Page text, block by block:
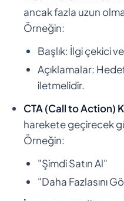
ancak fazla uzun
Örneğin:
Başlık: İlgi çekici
Açıklamalar:
iletmelidir.
CTA (Call to Action)
harekete geçirecek
Örneğin:
"Şimdi Satın Al"
"Daha Fazlasını